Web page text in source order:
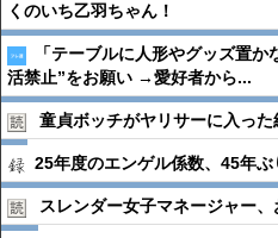
くのいち乙羽ちゃん！
「テーブルに人形やグッズ置
活禁止”をお願い →愛好者から...
童貞ボッチがヤリサーに入っ
25年度のエンゲル係数、45年ぶ
スレンダー女子マネージャー